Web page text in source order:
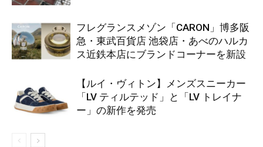
フレグランスメゾン「CARON」博多阪
急・東武百貨店 池袋店・あべのハルカ
ス近鉄本店にブランドコーナーを新設
【ルイ・ヴィトン】メンズスニーカー
「LV ティルテッド」と「LV トレイナ
ー」の新作を発売